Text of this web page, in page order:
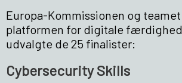
Europa-Kommissionen og
platformen for digitale
udvalgte de 25 finalister:
Cybersecurity Skills